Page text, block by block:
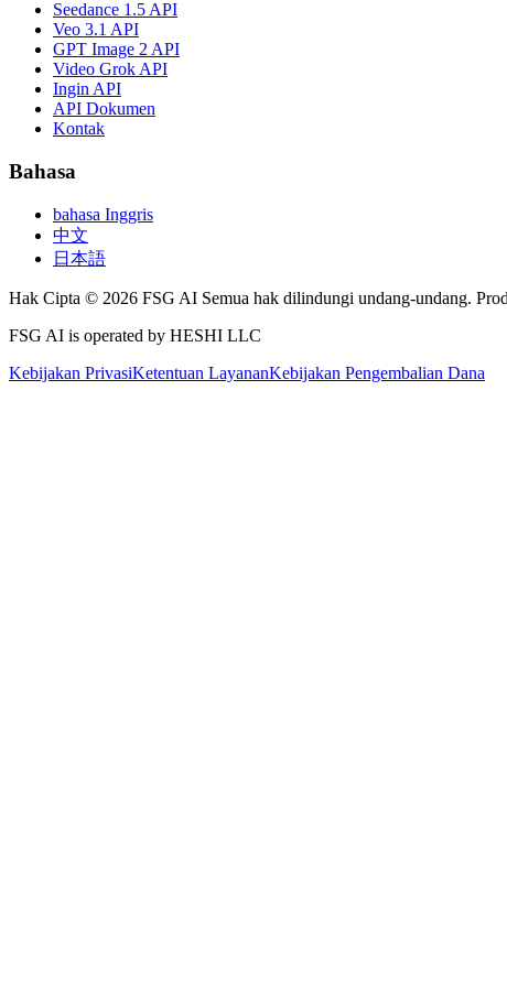
Seedance 1.5 API
Veo 3.1 API
GPT Image 2 API
Video Grok API
Ingin API
API Dokumen
Kontak
Bahasa
bahasa Inggris
中文
日本語
Hak Cipta © 2026 FSG AI Semua hak dilindungi undang-undang.
FSG AI is operated by HESHI LLC
Kebijakan PrivasiKetentuan LayananKebijakan Pengembalian Dana